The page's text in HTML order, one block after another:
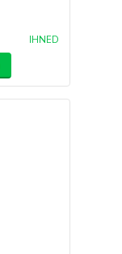
IHNED